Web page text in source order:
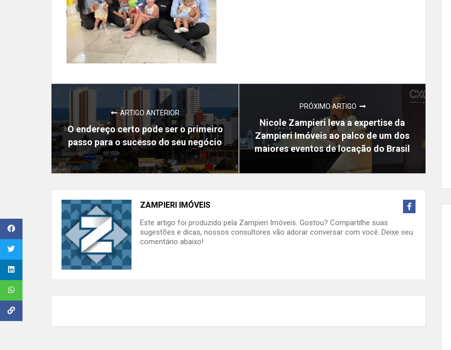
ARTIGO ANTERIOR
O endereço certo pode ser o primeiro
passo para o sucesso do seu negócio
PRÓXIMO ARTIGO
Nicole Zampieri leva a expertise da
Zampieri Imóveis ao palco de um dos
maiores eventos de locação do Brasil
ZAMPIERI IMÓVEIS
Este artigo foi produzido pela Zampieri Imóveis. Gostou? Compartilhe suas
sugestões e dicas, nossos consultores vão adorar conversar com você. Deixe seu
comentário abaixo!